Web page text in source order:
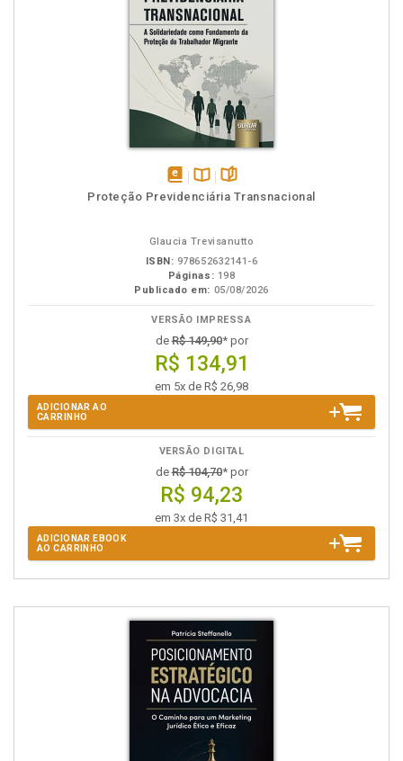
disponívelDisponível
páginas
Proteção Previdenciária Transnacional
Glaucia Trevisanutto
ISBN: 978652632141-6
Páginas: 198
Publicado em: 05/08/2026
VERSÃO IMPRESSA
deR$ 149,90* por
R$ 134,91
em 5x de R$ 26,98
ADICIONAR AO
CARRINHO
VERSÃO DIGITAL
deR$ 104,70* por
R$ 94,23
em 3x de R$ 31,41
ADICIONAR EBOOK
AO CARRINHO